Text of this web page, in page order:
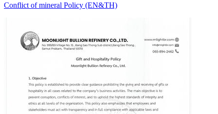
Conflict of mineral Policy (EN&TH)